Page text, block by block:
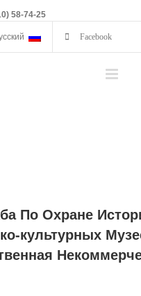
58-74-25
Facebook
По Охране
культурных